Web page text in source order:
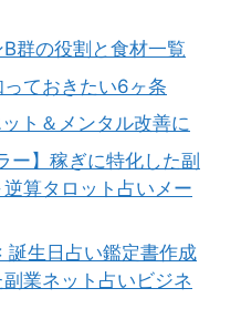
群の役割と食材一覧
ておきたい6ヶ条
ト＆メンタル改善に
ー】稼ぎに特化した副
算タロット占いメー
誕生日占い鑑定書作成
業ネット占いビジネ